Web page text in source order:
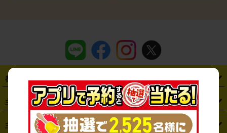
都道府県から探す
・ 北海道 ・青森県 ・岩手県 ・宮城県 ・秋田県 ・山形県
・東京都 ・神奈川県 ・埼玉県 ・千葉県 ・
栃木県 ・群馬県 ・山梨県 ・愛知県 ・静岡県 ・岐阜県
主要駅から探す
・ 札幌駅 ・仙台駅 ・新宿駅 ・池袋駅 ・渋谷駅 東京駅
主要空港から探す